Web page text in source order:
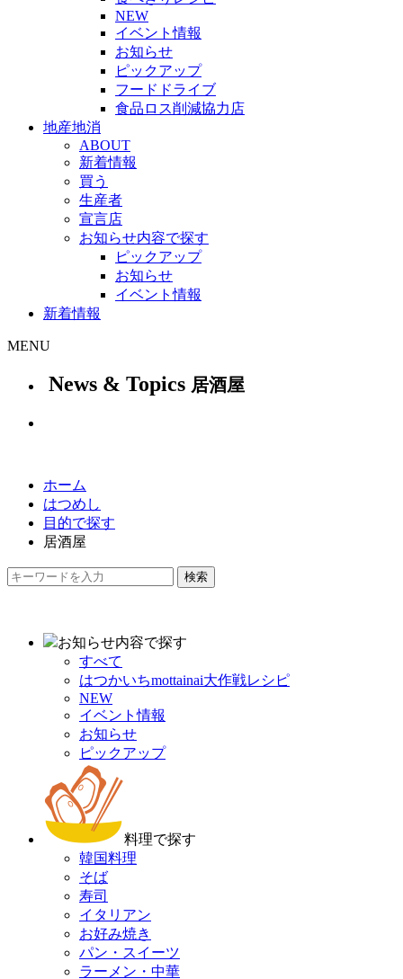
NEW
イベント情報
お知らせ
ピックアップ
フードドライブ
食品ロス削減協力店
地産地消
ABOUT
新着情報
買う
生産者
宣言店
お知らせ内容で探す
ピックアップ
お知らせ
イベント情報
新着情報
MENU
News & Topics 居酒屋
ホーム
はつめし
目的で探す
居酒屋
検索
お知らせ内容で探す
すべて
はつかいちmottainai大作戦レシピ
NEW
イベント情報
お知らせ
ピックアップ
料理で探す
韓国料理
そば
寿司
イタリアン
お好み焼き
パン・スイーツ
ラーメン・中華